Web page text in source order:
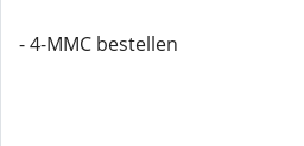
- 4-MMC bestellen